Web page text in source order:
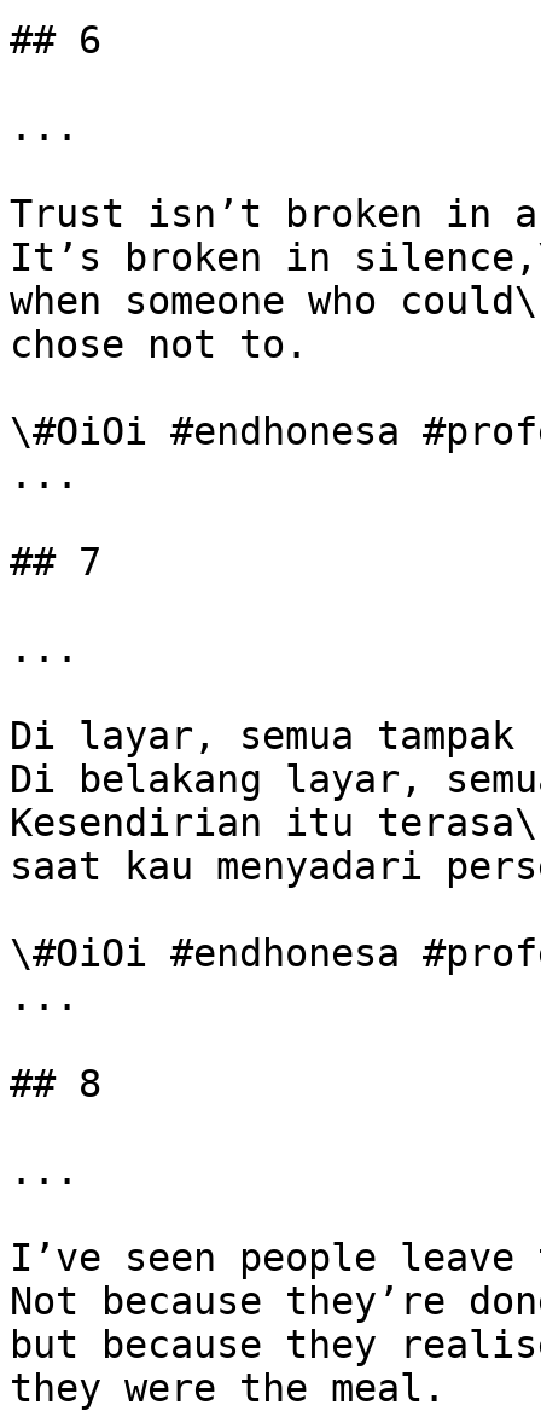
## 6
...
Trust isn’t broken in
It’s broken in
when someone who could\
chose not to.
\#OiOi #endhonesa
...
## 7
...
Di layar, semua
Di belakang layar,
Kesendirian itu terasa\
saat kau menyadari
\#OiOi #endhonesa
...
## 8
...
I’ve seen people
Not because they’re
but because they
they were the meal.